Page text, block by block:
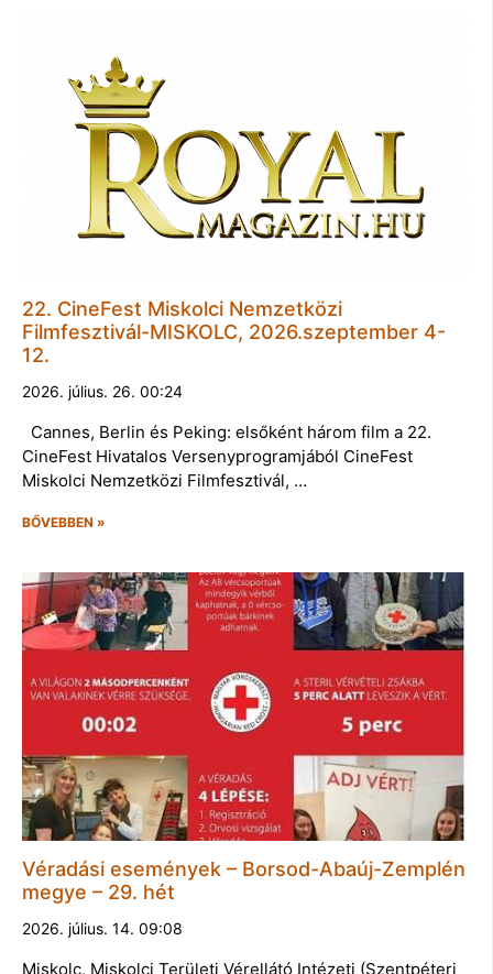
22. CineFest Miskolci Nemzetközi
Filmfesztivál-MISKOLC, 2026.szeptember 4-
12.
2026. július. 26. 00:24
Cannes, Berlin és Peking: elsőként három film a 22.
CineFest Hivatalos Versenyprogramjából CineFest
Miskolci Nemzetközi Filmfesztivál, …
BŐVEBBEN »
Véradási események – Borsod-Abaúj-Zemplén
megye – 29. hét
2026. július. 14. 09:08
Miskolc, Miskolci Területi Vérellátó Intézeti (Szentpéteri